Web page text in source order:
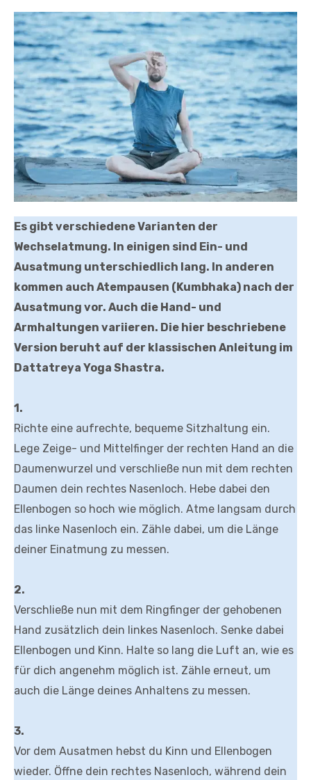
Es gibt verschiedene Varianten der
Wechselatmung. In einigen sind Ein- und
Ausatmung unterschiedlich lang. In anderen
kommen auch Atempausen (Kumbhaka) nach der
Ausatmung vor. Auch die Hand- und
Armhaltungen variieren. Die hier beschriebene
Version beruht auf der klassischen Anleitung im
Dattatreya Yoga Shastra.
1.
Richte eine aufrechte, bequeme Sitzhaltung ein.
Lege Zeige- und Mittelfinger der rechten Hand an die
Daumenwurzel und verschließe nun mit dem rechten
Daumen dein rechtes Nasenloch. Hebe dabei den
Ellenbogen so hoch wie möglich. Atme langsam durch
das linke Nasenloch ein. Zähle dabei, um die Länge
deiner Einatmung zu messen.
2.
Verschließe nun mit dem Ringfinger der gehobenen
Hand zusätzlich dein linkes Nasenloch. Senke dabei
Ellenbogen und Kinn. Halte so lang die Luft an, wie es
für dich angenehm möglich ist. Zähle erneut, um
auch die Länge deines Anhaltens zu messen.
3.
Vor dem Ausatmen hebst du Kinn und Ellenbogen
wieder. Öffne dein rechtes Nasenloch, während dein